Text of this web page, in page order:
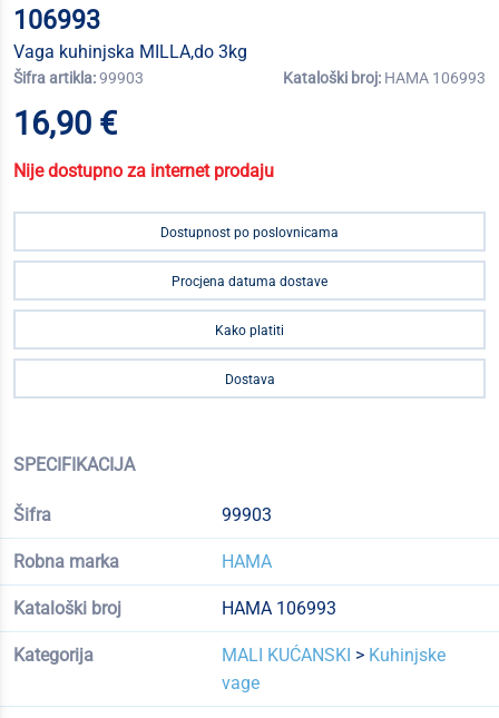
106993
Vaga kuhinjska MILLA,do 3kg
Šifra artikla:99903 Kataloški broj: HAMA 106993
16,90 €
Nije dostupno za internet prodaju
Dostupnost po poslovnicama
Procjena datuma dostave
Kako platiti
Dostava
SPECIFIKACIJA
Šifra 99903
Robna marka HAMA
Kataloški broj HAMA 106993
Kategorija MALI KUĆANSKI > Kuhinjske
vage